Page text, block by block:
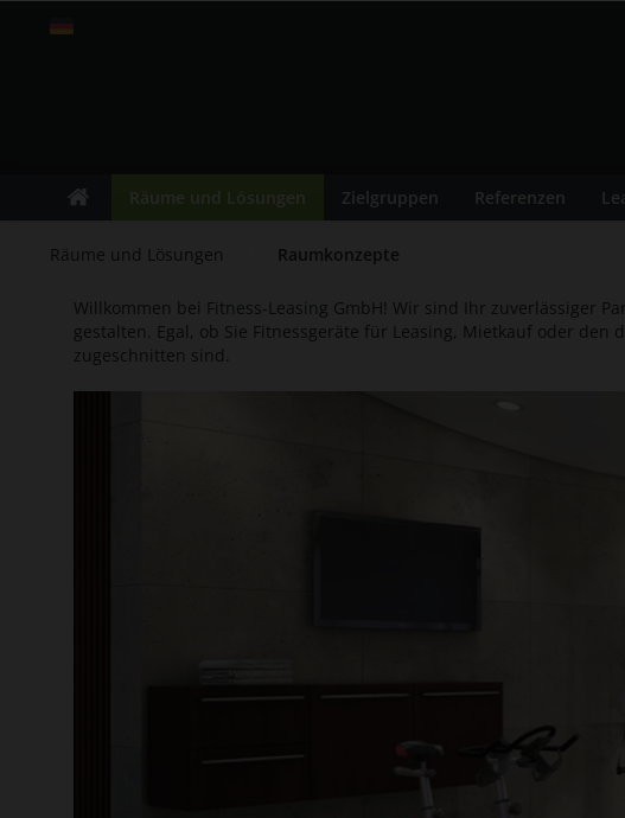
Räume und Lösungen Zielgruppen Referenzen
Räume und Lösungen Raumkonzepte
Willkommen bei Fitness-Leasing GmbH! Wir sind Ihr zuverlässiger
gestalten. Egal, ob Sie Fitnessgeräte für Leasing, Mietkauf oder
zugeschnitten sind.